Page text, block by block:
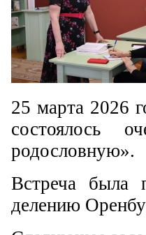
25 марта 2026
состоялось
родословную».
Встреча была
делению